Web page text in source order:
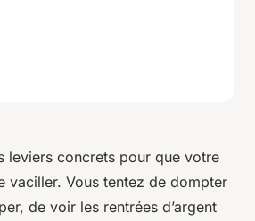
leviers concrets pour que votre
vaciller. Vous tentez de dompter
de voir les rentrées d’argent